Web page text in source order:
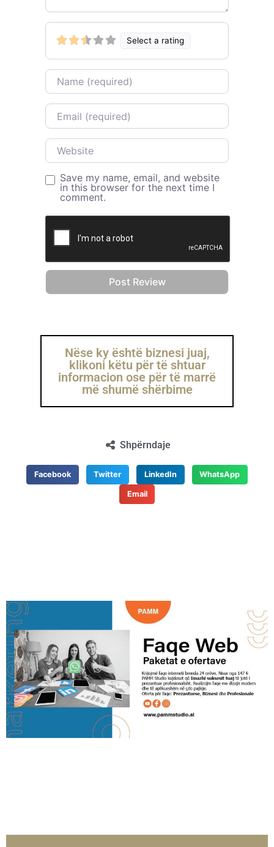
Select a rating
Name
Email
Website
Save my name, email, and website
in this browser for the next time I
comment.
Nëse ky është biznesi juaj,
klikoni këtu për të shtuar
informacion ose për të marrë
më shumë shërbime
Shpërndaje
Facebook Twitter LinkedIn WhatsApp
Email